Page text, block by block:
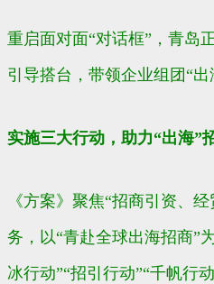
重启面对面“对话框”，青岛
引导搭台，带领企业组团“出
实施三大行动，助力“出海”
《方案》聚焦“招商引资、
务，以“青赴全球出海招商”
冰行动”“招引行动”“千帆行